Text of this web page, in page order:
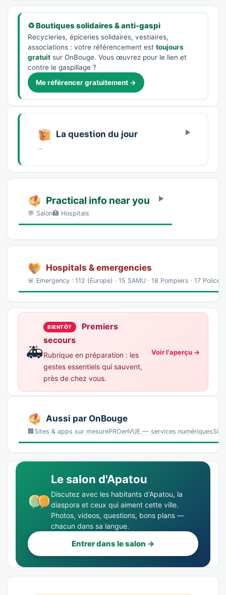
♻️ Boutiques solidaires & anti-gaspi
Recycleries, épiceries solidaires, vestiaires,
associations : votre référencement est toujours
gratuit sur OnBouge. Vous œuvrez pour le lien et
contre le gaspillage ?
Me référencer gratuitement →
La question du jour
…
Practical info near you
💬 Salon🏥 Hospitals
Hospitals & emergencies
🚨 Emergency : 112 (Europe) · 15 SAMU · 18 Pompiers · 17
🚑
BIENTÔT
Premiers
secours
Rubrique en préparation : les
gestes essentiels qui sauvent,
près de chez vous.
Voir l'aperçu →
Aussi par OnBouge
🏢Sites & apps sur mesurePROenVUE — services
Le salon d'Apatou
Discutez avec les habitants d'Apatou, la
diaspora et ceux qui aiment cette ville.
Photos, videos, questions, bons plans —
chacun dans sa langue.
Entrer dans le salon →